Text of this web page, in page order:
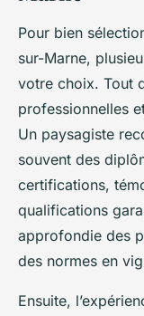
Pour bien
sur-Marne,
votre choix. Tout
professionnelles
Un paysagiste
souvent des
certifications,
qualifications
approfondie des
des normes en
Ensuite,